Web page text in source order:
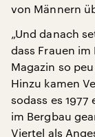
von Männern
„Und danach
dass Frauen
Magazin so
Hinzu kamen
sodass es
im Bergbau
Viertel als